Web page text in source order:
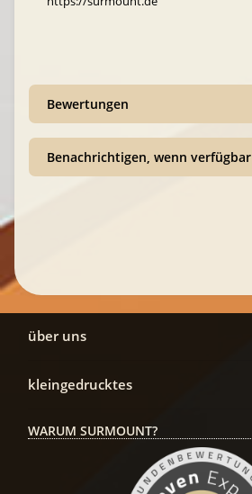
Bewertungen
Benachrichtigen, wenn verfügbar
über uns
kleingedrucktes
WARUM SURMOUNT?